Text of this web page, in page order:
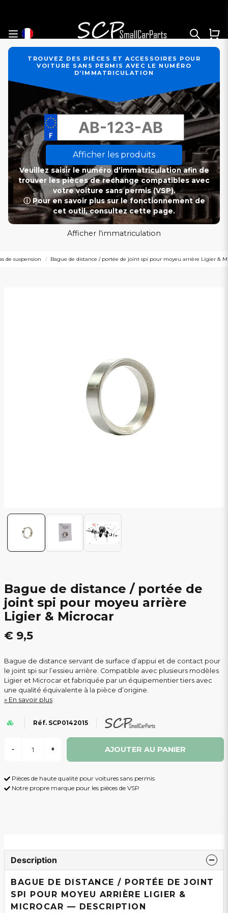
TROUVEZ DES PIÈCES ET ACCESSOIRES POUR
VOITURE SANS PERMIS AVEC LE NUMÉRO
D’IMMATRICULATION
Afficher les produits
Veuillez saisir le numéro d’immatriculation afin de
trouver les pièces de rechange compatibles avec
votre voiture sans permis (VSP).
ⓘ Pour en savoir plus sur le fonctionnement de
cet outil, consultez cette page.
Afficher l'immatriculation
de suspension Bague de distance / portée de joint spi pour moyeu arrière Ligier &
Bague de distance / portée de
joint spi pour moyeu arrière
Ligier & Microcar
€ 9,5
Bague de distance servant de surface d’appui et de contact pour
le joint spi sur l’essieu arrière. Compatible avec plusieurs modèles
Ligier et Microcar et fabriquée par un équipementier tiers avec
une qualité équivalente à la pièce d’origine.
En savoir plus
Réf. SCP0142015
- + AJOUTER AU PANIER
Pièces de haute qualité pour voitures sans permis
Notre propre marque pour les pièces de VSP
Description
BAGUE DE DISTANCE / PORTÉE DE JOINT
SPI POUR MOYEU ARRIÈRE LIGIER &
MICROCAR — DESCRIPTION